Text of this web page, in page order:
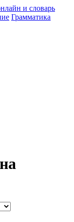
Грамматика